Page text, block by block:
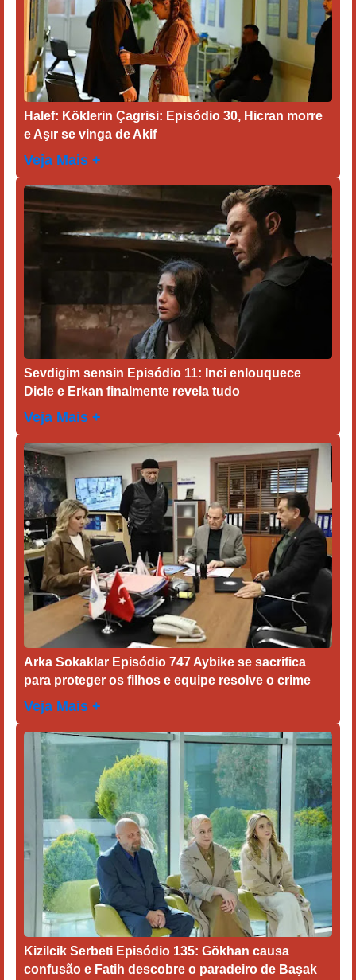
Halef: Köklerin Çagrisi: Episódio 30, Hicran morre
e Aşır se vinga de Akif
Veja Mais +
Sevdigim sensin Episódio 11: Inci enlouquece
Dicle e Erkan finalmente revela tudo
Veja Mais +
Arka Sokaklar Episódio 747 Aybike se sacrifica
para proteger os filhos e equipe resolve o crime
Veja Mais +
Kizilcik Serbeti Episódio 135: Gökhan causa
confusão e Fatih descobre o paradeiro de Başak